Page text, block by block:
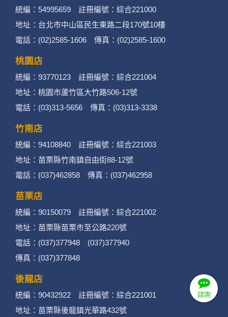
諮詢
統編：54995659 註冊編號：綜合221000
地址：台北市中山區民生東路二段170號10樓
電話：(02)2585-1606 傳真：(02)2585-1600
桃園店
統編：93770123 註冊編號：綜合221004
地址：桃園市蘆竹區大竹路506-12號
電話：(03)313-5656 傳真：(03)313-3338
竹南店
統編：94108840 註冊編號：綜合221003
地址：苗栗縣竹南鎮自由街88-12號
電話：(037)462858 傳真：(037)462958
苗栗店
統編：90150079 註冊編號：綜合221002
地址：苗栗縣苗栗市至公路220號
電話：(037)377948 (037)377940
傳真：(037)377848
後龍店
統編：90432922 註冊編號：綜合221001
地址：苗栗縣後龍鎮光華路432號